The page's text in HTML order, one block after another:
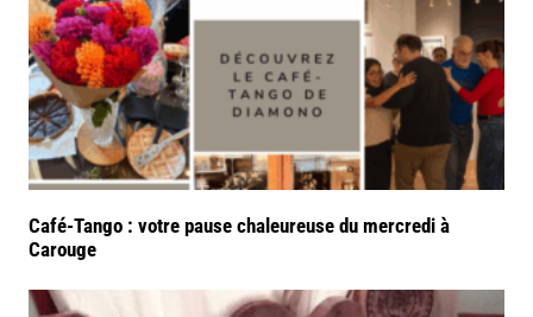
Café-Tango : votre pause chaleureuse du mercredi à
Carouge